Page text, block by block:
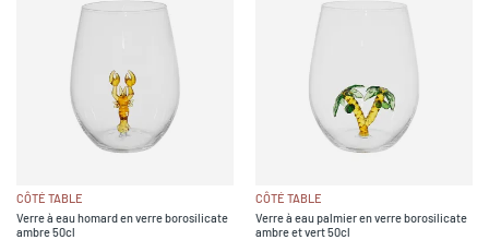
CÔTÉ TABLE
Verre à eau homard en verre borosilicate
ambre 50cl
CÔTÉ TABLE
Verre à eau palmier en verre borosilicate
ambre et vert 50cl